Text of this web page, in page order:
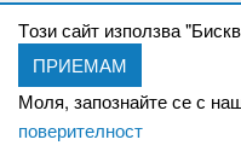
Tози сайт използва
ПРИЕМАМ
Моля, запознайте се с
поверителност
Copyright © 2026